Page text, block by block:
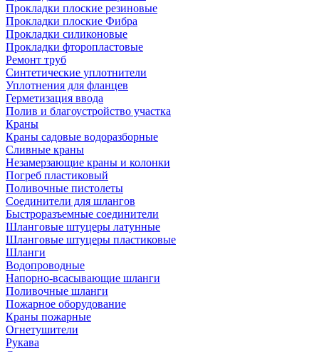
Прокладки плоские резиновые
Прокладки плоские Фибра
Прокладки силиконовые
Прокладки фторопластовые
Ремонт труб
Синтетические уплотнители
Уплотнения для фланцев
Герметизация ввода
Полив и благоустройство участка
Краны
Краны садовые водоразборные
Сливные краны
Незамерзающие краны и колонки
Погреб пластиковый
Поливочные пистолеты
Соединители для шлангов
Быстроразъемные соединители
Шланговые штуцеры латунные
Шланговые штуцеры пластиковые
Шланги
Водопроводные
Напорно-всасывающие шланги
Поливочные шланги
Пожарное оборудование
Краны пожарные
Огнетушители
Рукава